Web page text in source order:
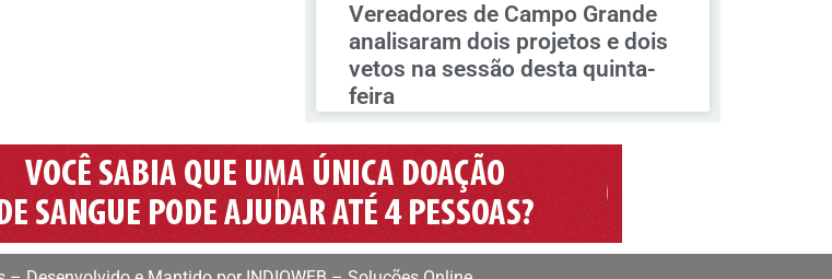
Vereadores de Campo Grande
analisaram dois projetos e dois
vetos na sessão desta quinta-
feira